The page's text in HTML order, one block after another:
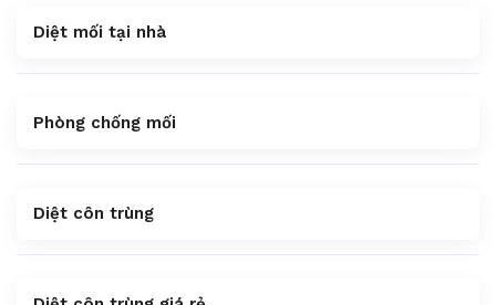
Diệt mối tại nhà
Phòng chống mối
Diệt côn trùng